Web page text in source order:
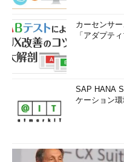
カーセンサ
「アダプテ
SAP HANA
ケーション